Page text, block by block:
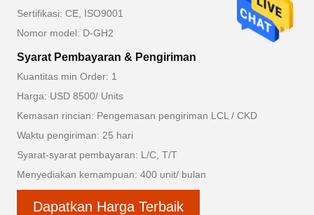
Sertifikasi: CE, ISO9001
Nomor model: D-GH2
Syarat Pembayaran & Pengiriman
Kuantitas min Order: 1
Harga: USD 8500/ Units
Kemasan rincian: Pengemasan pengiriman LCL / CKD
Waktu pengiriman: 25 hari
Syarat-syarat pembayaran: L/C, T/T
Menyediakan kemampuan: 400 unit/ bulan
Dapatkan Harga Terbaik